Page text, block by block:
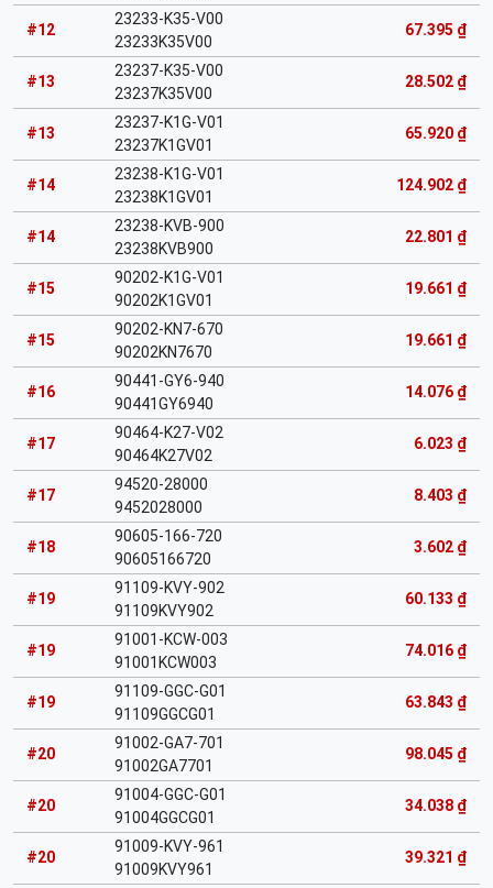
#12
23233-K35-V00
23233K35V00
67.395 ₫
#13
23237-K35-V00
23237K35V00
28.502 ₫
#13
23237-K1G-V01
23237K1GV01
65.920 ₫
#14
23238-K1G-V01
23238K1GV01
124.902 ₫
#14
23238-KVB-900
23238KVB900
22.801 ₫
#15
90202-K1G-V01
90202K1GV01
19.661 ₫
#15
90202-KN7-670
90202KN7670
19.661 ₫
#16
90441-GY6-940
90441GY6940
14.076 ₫
#17
90464-K27-V02
90464K27V02
6.023 ₫
#17
94520-28000
9452028000
8.403 ₫
#18
90605-166-720
90605166720
3.602 ₫
#19
91109-KVY-902
91109KVY902
60.133 ₫
#19
91001-KCW-003
91001KCW003
74.016 ₫
#19
91109-GGC-G01
91109GGCG01
63.843 ₫
#20
91002-GA7-701
91002GA7701
98.045 ₫
#20
91004-GGC-G01
91004GGCG01
34.038 ₫
#20
91009-KVY-961
91009KVY961
39.321 ₫